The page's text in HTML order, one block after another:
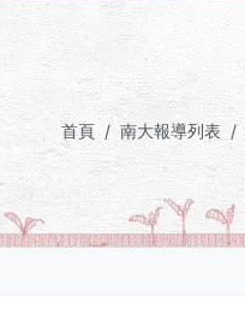
首頁 南大報導列表